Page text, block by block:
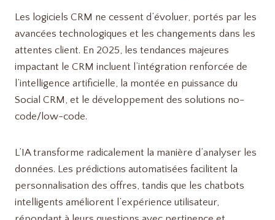
Les logiciels CRM ne cessent d’évoluer, portés par les
avancées technologiques et les changements dans les
attentes client. En 2025, les tendances majeures
impactant le CRM incluent l’intégration renforcée de
l’intelligence artificielle, la montée en puissance du
Social CRM, et le développement des solutions no-
code/low-code.
L’IA transforme radicalement la manière d’analyser les
données. Les prédictions automatisées facilitent la
personnalisation des offres, tandis que les chatbots
intelligents améliorent l’expérience utilisateur,